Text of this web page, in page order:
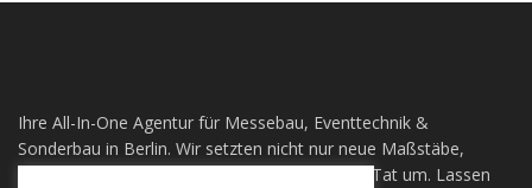
Ihre All-In-One Agentur für Messebau, Eventtechnik &
Sonderbau in Berlin. Wir setzten nicht nur neue Maßstäbe,
sondern auch ihre individuellen Visionen in die Tat um. Lassen